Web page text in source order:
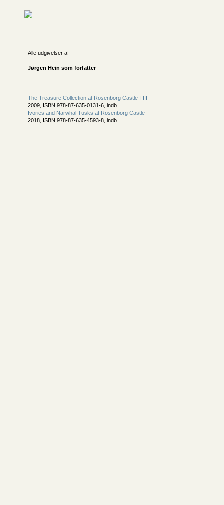
Alle udgivelser af
Jørgen Hein som forfatter
The Treasure Collection at Rosenborg Castle I-III
2009, ISBN 978-87-635-0131-6, indb
Ivories and Narwhal Tusks at Rosenborg Castle
2018, ISBN 978-87-635-4593-8, indb